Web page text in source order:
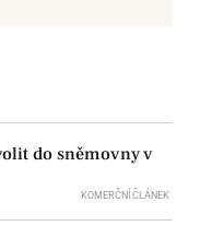
do sněmovny v
KOMERČNÍ ČLÁNEK